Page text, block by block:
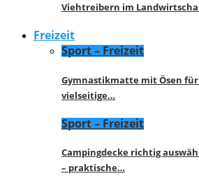
Viehtreibern im
Freizeit
Sport – Freizeit
Gymnastikmatte mit Ösen
vielseitige…
Sport – Freizeit
Campingdecke richtig
– praktische…